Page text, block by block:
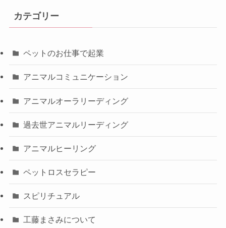
カテゴリー
ペットのお仕事で起業
アニマルコミュニケーション
アニマルオーラリーディング
過去世アニマルリーディング
アニマルヒーリング
ペットロスセラピー
スピリチュアル
工藤まさみについて